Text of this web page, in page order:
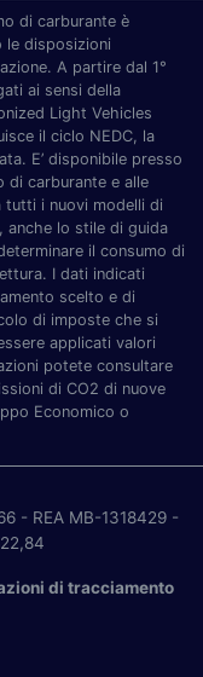
di carburante è
le disposizioni
A partire dal 1°
ai sensi della
Light Vehicles
il ciclo NEDC, la
E’ disponibile presso
di carburante e alle
tutti i nuovi modelli di
anche lo stile di guida
il consumo di
I dati indicati
scelto e di
di imposte che si
applicati valori
potete consultare
di CO2 di nuove
Economico o
- REA MB-1318429 -
di tracciamento